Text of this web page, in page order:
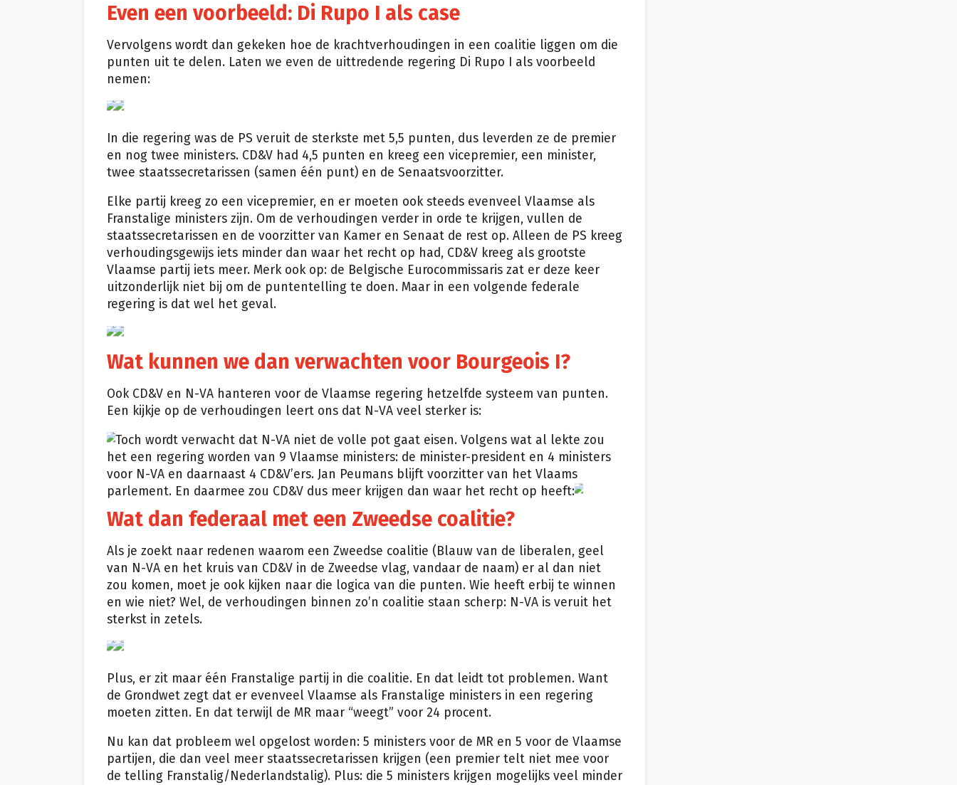
Even een voorbeeld: Di Rupo I als case
Vervolgens wordt dan gekeken hoe de krachtverhoudingen in een coalitie liggen om die
punten uit te delen. Laten we even de uittredende regering Di Rupo I als voorbeeld
nemen:
epa
In die regering was de PS veruit de sterkste met 5,5 punten, dus leverden ze de premier
en nog twee ministers. CD&V had 4,5 punten en kreeg een vicepremier, een minister,
twee staatssecretarissen (samen één punt) en de Senaatsvoorzitter.
Elke partij kreeg zo een vicepremier, en er moeten ook steeds evenveel Vlaamse als
Franstalige ministers zijn. Om de verhoudingen verder in orde te krijgen, vullen de
staatssecretarissen en de voorzitter van Kamer en Senaat de rest op. Alleen de PS kreeg
verhoudingsgewijs iets minder dan waar het recht op had, CD&V kreeg als grootste
Vlaamse partij iets meer. Merk ook op: de Belgische Eurocommissaris zat er deze keer
uitzonderlijk niet bij om de puntentelling te doen. Maar in een volgende federale
regering is dat wel het geval.
Wat kunnen we dan verwachten voor Bourgeois I?
Ook CD&V en N-VA hanteren voor de Vlaamse regering hetzelfde systeem van punten.
Een kijkje op de verhoudingen leert ons dat N-VA veel sterker is:
Toch wordt verwacht dat N-VA niet de volle pot gaat eisen. Volgens wat al lekte zou
het een regering worden van 9 Vlaamse ministers: de minister-president en 4 ministers
voor N-VA en daarnaast 4 CD&V’ers. Jan Peumans blijft voorzitter van het Vlaams
parlement. En daarmee zou CD&V dus meer krijgen dan waar het recht op heeft:
Wat dan federaal met een Zweedse coalitie?
Als je zoekt naar redenen waarom een Zweedse coalitie (Blauw van de liberalen, geel
van N-VA en het kruis van CD&V in de Zweedse vlag, vandaar de naam) er al dan niet
zou komen, moet je ook kijken naar die logica van die punten. Wie heeft erbij te winnen
en wie niet? Wel, de verhoudingen binnen zo’n coalitie staan scherp: N-VA is veruit het
sterkst in zetels.
epa
Plus, er zit maar één Franstalige partij in die coalitie. En dat leidt tot problemen. Want
de Grondwet zegt dat er evenveel Vlaamse als Franstalige ministers in een regering
moeten zitten. En dat terwijl de MR maar “weegt” voor 24 procent.
Nu kan dat probleem wel opgelost worden: 5 ministers voor de MR en 5 voor de Vlaamse
partijen, die dan veel meer staatssecretarissen krijgen (een premier telt niet mee voor
de telling Franstalig/Nederlandstalig). Plus: die 5 ministers krijgen mogelijks veel minder